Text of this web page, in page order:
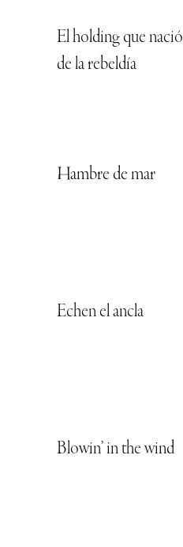
El holding que nació
de la rebeldía
Hambre de mar
Echen el ancla
Blowin’ in the wind